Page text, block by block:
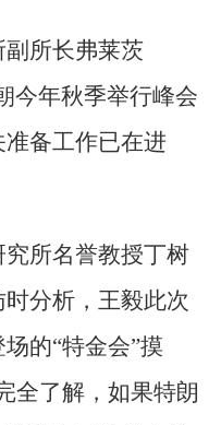
所长弗莱茨
今年秋季举行峰会
备工作已在进
所名誉教授丁树
分析，王毅此次
的“特金会”摸
全了解，如果特朗